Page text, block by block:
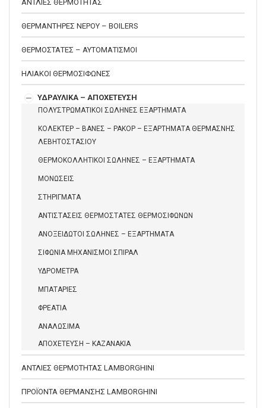
ΑΝΤΛΙΕΣ ΘΕΡΜΟΤΗΤΑΣ
ΘΕΡΜΑΝΤΗΡΕΣ ΝΕΡΟΥ – BOILERS
ΘΕΡΜΟΣΤΑΤΕΣ – ΑΥΤΟΜΑΤΙΣΜΟΙ
ΗΛΙΑΚΟΙ ΘΕΡΜΟΣΙΦΩΝΕΣ
ΥΔΡΑΥΛΙΚΑ – ΑΠΟΧΕΤΕΥΣΗ
ΠΟΛΥΣΤΡΩΜΑΤΙΚΟΙ ΣΩΛΗΝΕΣ ΕΞΑΡΤΗΜΑΤΑ
ΚΟΛΕΚΤΕΡ – ΒΑΝΕΣ – ΡΑΚΟΡ – ΕΞΑΡΤΗΜΑΤΑ ΘΕΡΜΑΣΝΗΣ
ΛΕΒΗΤΟΣΤΑΣΙΟΥ
ΘΕΡΜΟΚΟΛΛΗΤΙΚΟΙ ΣΩΛΗΝΕΣ – ΕΞΑΡΤΗΜΑΤΑ
ΜΟΝΩΣΕΙΣ
ΣΤΗΡΙΓΜΑΤΑ
ΑΝΤΙΣΤΑΣΕΙΣ ΘΕΡΜΟΣΤΑΤΕΣ ΘΕΡΜΟΣΙΦΩΝΩΝ
ΑΝΟΞΕΙΔΩΤΟΙ ΣΩΛΗΝΕΣ – ΕΞΑΡΤΗΜΑΤΑ
ΣΙΦΩΝΙΑ ΜΗΧΑΝΙΣΜΟΙ ΣΠΙΡΑΛ
ΥΔΡΟΜΕΤΡΑ
ΜΠΑΤΑΡΙΕΣ
ΦΡΕΑΤΙΑ
ΑΝΑΛΩΣΙΜΑ
ΑΠΟΧΕΤΕΥΣΗ – ΚΑΖΑΝΑΚΙΑ
ΑΝΤΛΙΕΣ ΘΕΡΜΟΤΗΤΑΣ LAMBORGHINI
ΠΡΟΪΟΝΤΑ ΘΕΡΜΑΝΣΗΣ LAMBORGHINI